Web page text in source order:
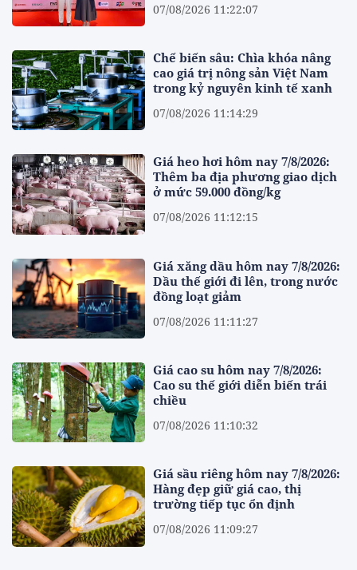
07/08/2026 11:22:07
Chế biến sâu: Chìa khóa nâng
cao giá trị nông sản Việt Nam
trong kỷ nguyên kinh tế xanh
07/08/2026 11:14:29
Giá heo hơi hôm nay 7/8/2026:
Thêm ba địa phương giao dịch
ở mức 59.000 đồng/kg
07/08/2026 11:12:15
Giá xăng dầu hôm nay 7/8/2026:
Dầu thế giới đi lên, trong nước
đồng loạt giảm
07/08/2026 11:11:27
Giá cao su hôm nay 7/8/2026:
Cao su thế giới diễn biến trái
chiều
07/08/2026 11:10:32
Giá sầu riêng hôm nay 7/8/2026:
Hàng đẹp giữ giá cao, thị
trường tiếp tục ổn định
07/08/2026 11:09:27